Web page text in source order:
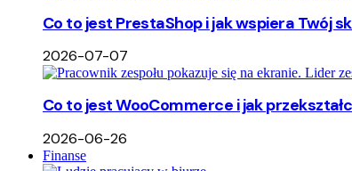
Co to jest PrestaShop i jak wspiera Twój
2026-07-07
Co to jest WooCommerce i jak
2026-06-26
Finanse